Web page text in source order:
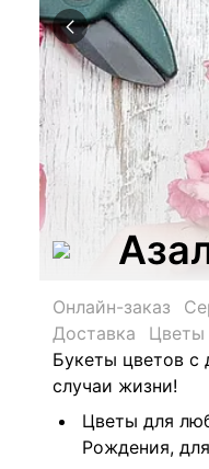
Онлайн-заказ
Доставка
Цветы
Букеты цветов с
случаи жизни!
Цветы для
Рождения,